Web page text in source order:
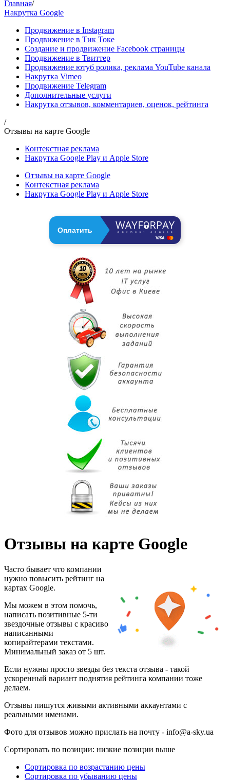
Главная/
Накрутка Google
Продвижение в Instagram
Продвижение в Тик Токе
Создание и продвижение Facebook страницы
Продвижение в Твиттер
Продвижение ютуб ролика, реклама YouTube канала
Накрутка Vimeo
Продвижение Telegram
Дополнительные услуги
Накрутка отзывов, комментариев, оценок, рейтинга
/
Отзывы на карте Google
Контекстная реклама
Накрутка Google Play и Apple Store
Отзывы на карте Google
Контекстная реклама
Накрутка Google Play и Apple Store
Оплатить
Отзывы на карте Google
Часто бывает что компании
нужно повысить рейтинг на
картах Google.
Мы можем в этом помочь,
написать позитивные 5-ти
звездочные отзывы с красиво
написанными
копирайтерами текстами.
Минимальный заказ от 5 шт.
Если нужны просто звезды без текста отзыва - такой
ускоренный вариант поднятия рейтинга компании тоже
делаем.
Отзывы пишутся живыми активными аккаунтами с
реальными именами.
Фото для отзывов можно прислать на почту - info@a-sky.ua
Сортировать по позиции: низкие позиции выше
Сортировка по возрастанию цены
Сортировка по убыванию цены